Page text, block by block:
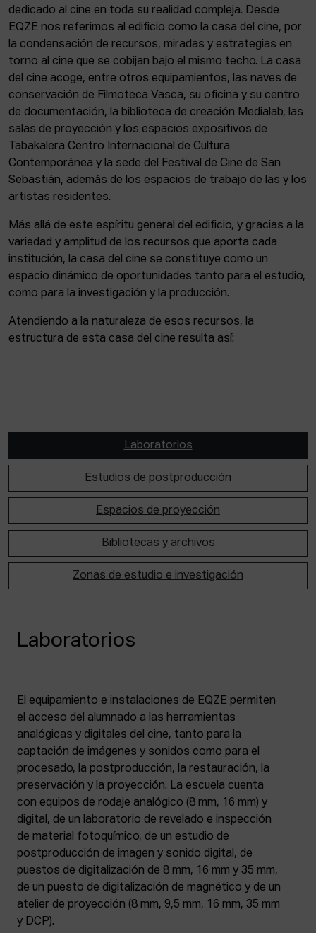
dedicado al cine en toda su realidad compleja. Desde
EQZE nos referimos al edificio como la casa del cine, por
la condensación de recursos, miradas y estrategias en
torno al cine que se cobijan bajo el mismo techo. La casa
del cine acoge, entre otros equipamientos, las naves de
conservación de Filmoteca Vasca, su oficina y su centro
de documentación, la biblioteca de creación Medialab, las
salas de proyección y los espacios expositivos de
Tabakalera Centro Internacional de Cultura
Contemporánea y la sede del Festival de Cine de San
Sebastián, además de los espacios de trabajo de las y los
artistas residentes.
Más allá de este espíritu general del edificio, y gracias a la
variedad y amplitud de los recursos que aporta cada
institución, la casa del cine se constituye como un
espacio dinámico de oportunidades tanto para el estudio,
como para la investigación y la producción.
Atendiendo a la naturaleza de esos recursos, la
estructura de esta casa del cine resulta así:
Laboratorios
Estudios de postproducción
Espacios de proyección
Bibliotecas y archivos
Zonas de estudio e investigación
Laboratorios
El equipamiento e instalaciones de EQZE permiten
el acceso del alumnado a las herramientas
analógicas y digitales del cine, tanto para la
captación de imágenes y sonidos como para el
procesado, la postproducción, la restauración, la
preservación y la proyección. La escuela cuenta
con equipos de rodaje analógico (8 mm, 16 mm) y
digital, de un laboratorio de revelado e inspección
de material fotoquímico, de un estudio de
postproducción de imagen y sonido digital, de
puestos de digitalización de 8 mm, 16 mm y 35 mm,
de un puesto de digitalización de magnético y de un
atelier de proyección (8 mm, 9,5 mm, 16 mm, 35 mm
y DCP).